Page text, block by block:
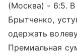
(Москва) - 6:5. В
Брытченко,
одержать
Премиальная